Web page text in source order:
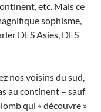
etc. Mais ce
sophisme,
DES Asies, DES
nos voisins du sud,
au continent – sauf
qui « découvre »